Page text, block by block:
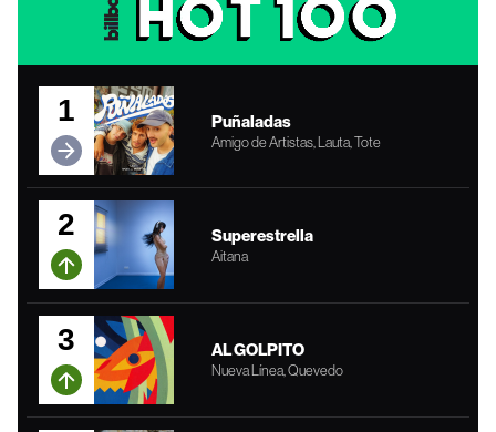
1 Puñaladas
Amigo de Artistas, Lauta, Tote
2 Superestrella
Aitana
3 AL GOLPITO
Nueva Línea, Quevedo